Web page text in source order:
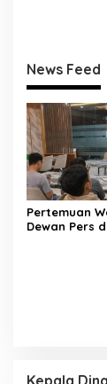
News Feed
Pertemuan
Dewan Pers